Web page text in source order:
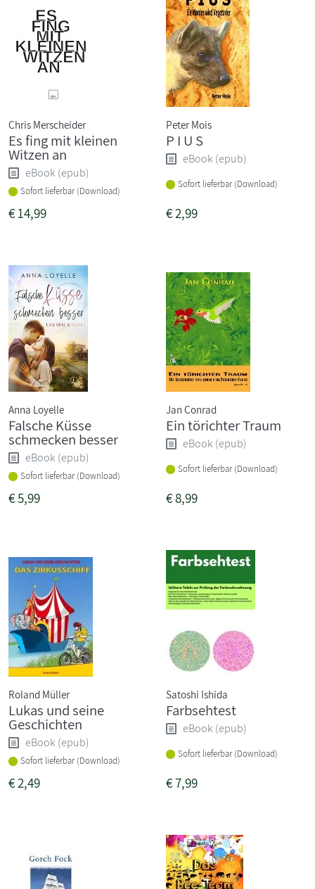
Chris Merscheider
Es fing mit kleinen
Witzen an
eBook (epub)
Sofort lieferbar (Download)
€14,99
Peter Mois
P I U S
eBook (epub)
Sofort lieferbar (Download)
€2,99
Anna Loyelle
Falsche Küsse
schmecken besser
eBook (epub)
Sofort lieferbar (Download)
€5,99
Jan Conrad
Ein törichter Traum
eBook (epub)
Sofort lieferbar (Download)
€8,99
Roland Müller
Lukas und seine
Geschichten
eBook (epub)
Sofort lieferbar (Download)
€2,49
Satoshi Ishida
Farbsehtest
eBook (epub)
Sofort lieferbar (Download)
€7,99